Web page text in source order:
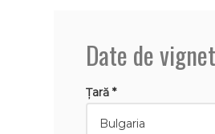
Date de
Țară *